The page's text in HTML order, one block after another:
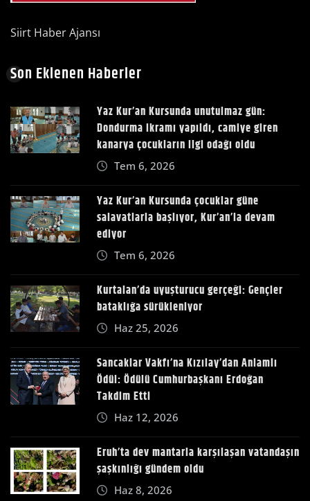
Siirt Haber Ajansı
Son Eklenen Haberler
Yaz Kur’an Kursunda unutulmaz gün:
Dondurma ikramı yapıldı, camiye giren
kanarya çocukların ilgi odağı oldu
Tem 6, 2026
Yaz Kur’an Kursunda çocuklar güne
salavatlarla başlıyor, Kur’an’la devam
ediyor
Tem 6, 2026
Kurtalan’da uyuşturucu gerçeği: Gençler
bataklığa sürükleniyor
Haz 25, 2026
Sancaklar Vakfı’na Kızılay’dan Anlamlı
Ödül: Ödülü Cumhurbaşkanı Erdoğan
Takdim Etti
Haz 12, 2026
Eruh’ta dev mantarla karşılaşan vatandaşın
şaşkınlığı gündem oldu
Haz 8, 2026